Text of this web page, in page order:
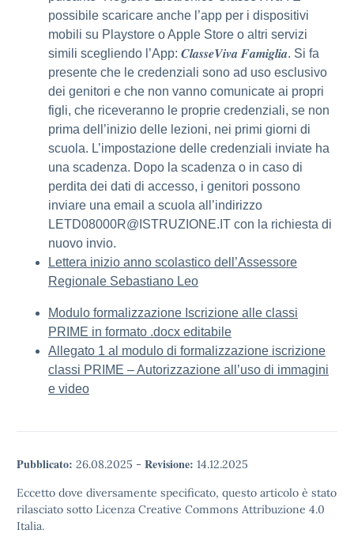
possibile scaricare anche l’app per i dispositivi
mobili su Playstore o Apple Store o altri servizi
simili scegliendo l’App: 𝑪𝒍𝒂𝒔𝒔𝒆𝑽𝒊𝒗𝒂 𝑭𝒂𝒎𝒊𝒈𝒍𝒊𝒂. Si fa
presente che le credenziali sono ad uso esclusivo
dei genitori e che non vanno comunicate ai propri
figli, che riceveranno le proprie credenziali, se non
prima dell’inizio delle lezioni, nei primi giorni di
scuola. L’impostazione delle credenziali inviate ha
una scadenza. Dopo la scadenza o in caso di
perdita dei dati di accesso, i genitori possono
inviare una email a scuola all’indirizzo
LETD08000R@ISTRUZIONE.IT con la richiesta di
nuovo invio.
Lettera inizio anno scolastico dell’Assessore
Regionale Sebastiano Leo
Modulo formalizzazione Iscrizione alle classi
PRIME in formato .docx editabile
Allegato 1 al modulo di formalizzazione iscrizione
classi PRIME – Autorizzazione all’uso di immagini
e video
Pubblicato: 26.08.2025 - Revisione: 14.12.2025
Eccetto dove diversamente specificato, questo articolo è stato
rilasciato sotto Licenza Creative Commons Attribuzione 4.0
Italia.